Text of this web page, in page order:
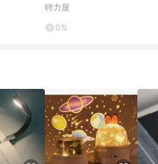
全電壓 工事燈 烤漆反
特力屋
0%